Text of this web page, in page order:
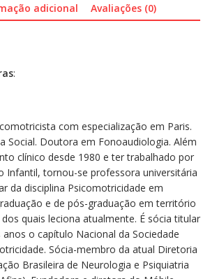
adicional Avaliações (0)
:
com especialização em Paris.
Social. Doutora em Fonoaudiologia. Além
clínico desde 1980 e ter trabalhado por
Infantil, tornou-se professora universitária
da disciplina Psicomotricidade em
e de pós-graduação em território
quais leciona atualmente. É sócia titular
o capítulo Nacional da Sociedade
Sócia-membro da atual Diretoria
Brasileira de Neurologia e Psiquiatria